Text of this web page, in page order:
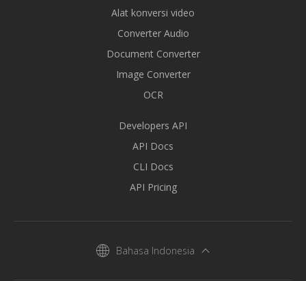
Alat konversi video
Converter Audio
Document Converter
Image Converter
OCR
Developers API
API Docs
CLI Docs
API Pricing
Bahasa Indonesia